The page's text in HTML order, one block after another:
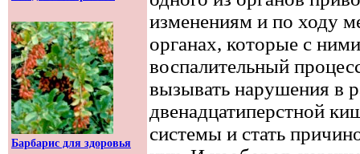
Барбарис для здоровья
изменениям и по ходу
органах, которые с
воспалительный
вызывать нарушения в
двенадцатиперстной
системы и стать